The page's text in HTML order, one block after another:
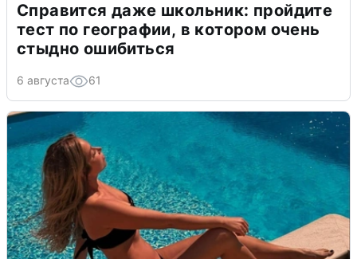
Справится даже школьник: пройдите
тест по географии, в котором очень
стыдно ошибиться
6 августа 61